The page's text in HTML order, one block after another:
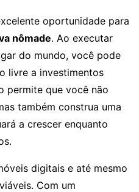
oportunidade para
nômade. Ao executar
do mundo, você pode
livre a investimentos
permite que você não
também construa uma
a crescer enquanto
digitais e até mesmo
Com um